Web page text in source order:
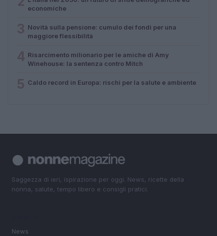
economiche
Novità sulla pensione: cumulo dei fondi per una
maggiore flessibilità
Risarcimento milionario per le amiche di Amy
Winehouse: la sentenza contro Mitch
Caldo record in Europa: rischi per la salute e ambiente
Saggezza di ieri, ispirazione per oggi. News, ricette della
nonna, salute, tempo libero e consigli pratici.
News